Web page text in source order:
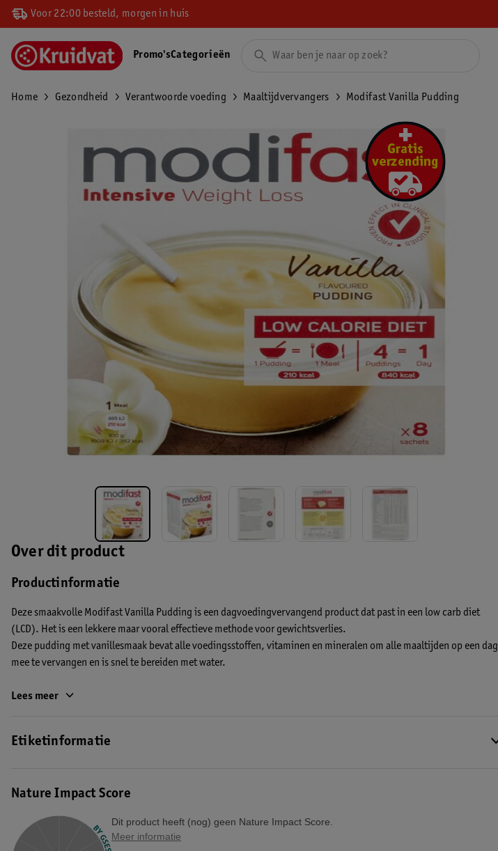
Voor 22:00 besteld, morgen in huis
Promo'sCategorieën
Home Gezondheid Verantwoorde voeding Maaltijdvervangers Modifast Vanilla Pudding
Over dit product
Productinformatie
Deze smaakvolle Modifast Vanilla Pudding is een dagvoedingvervangend product dat past in een low carb diet
(LCD). Het is een lekkere maar vooral effectieve methode voor gewichtsverlies.
Deze pudding met vanillesmaak bevat alle voedingsstoffen, vitaminen en mineralen om alle maaltijden op een dag
mee te vervangen en is snel te bereiden met water.
Over de Modifast Vanilla Pudding:
• Rijk aan vitaminen en mineralen
Voeg de inhoud van 1 sachet toe aan 200 ml water. Mix goed en laat 3 minuten rusten.
Lees meer
Etiketinformatie
Nature Impact Score
Dit product heeft (nog) geen Nature Impact Score.
Meer informatie